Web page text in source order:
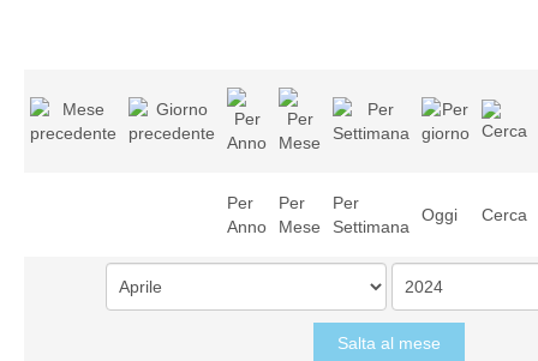
Per
Anno
Per
Mese
Per
Settimana
Oggi Cerca
Salta al mese